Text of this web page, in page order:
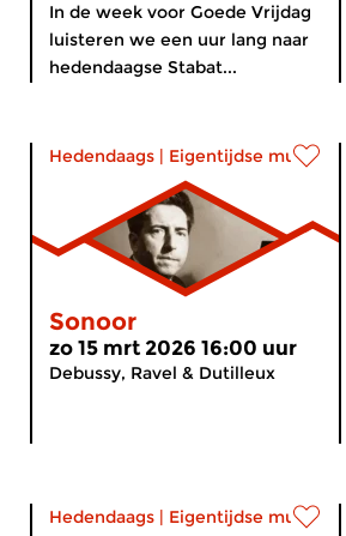
In de week voor Goede Vrijdag
luisteren we een uur lang naar
hedendaagse Stabat...
Hedendaags | Eigentijdse muziek
Sonoor
zo 15 mrt 2026 16:00 uur
Debussy, Ravel & Dutilleux
Hedendaags | Eigentijdse muziek